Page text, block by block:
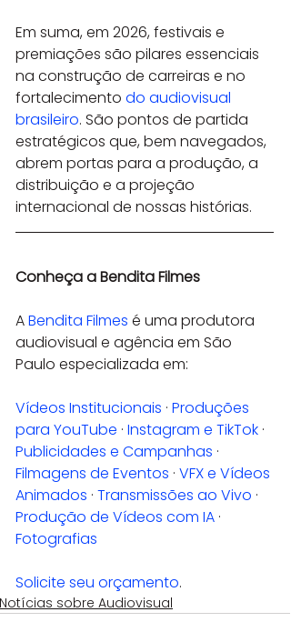
Em suma, em 2026, festivais e
premiações são pilares essenciais
na construção de carreiras e no
fortalecimento do audiovisual
brasileiro. São pontos de partida
estratégicos que, bem navegados,
abrem portas para a produção, a
distribuição e a projeção
internacional de nossas histórias.
Conheça a Bendita Filmes
A Bendita Filmes é uma produtora
audiovisual e agência em São
Paulo especializada em:
Vídeos Institucionais · Produções
para YouTube · Instagram e TikTok ·
Publicidades e Campanhas ·
Filmagens de Eventos · VFX e Vídeos
Animados · Transmissões ao Vivo ·
Produção de Vídeos com IA ·
Fotografias
Solicite seu orçamento.
Notícias sobre Audiovisual